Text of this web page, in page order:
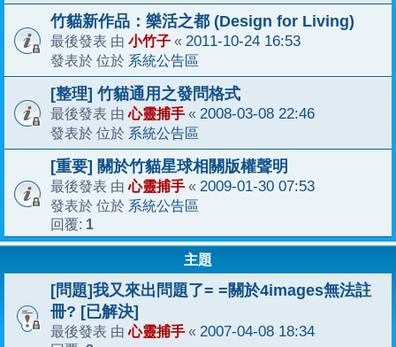
竹貓新作品：樂活之都 (Design for Living)
最後發表 由 小竹子 « 2011-10-24 16:53
發表於 位於 系統公告區
[整理] 竹貓通用之發問格式
最後發表 由心靈捕手 « 2008-03-08 22:46
發表於 位於 系統公告區
[重要] 關於竹貓星球相關版權聲明
最後發表 由心靈捕手 « 2009-01-30 07:53
發表於 位於 系統公告區
回覆: 1
主題
[問題]我又來出問題了= =關於4images無法註
冊? [已解決]
最後發表 由心靈捕手 « 2007-04-08 18:34